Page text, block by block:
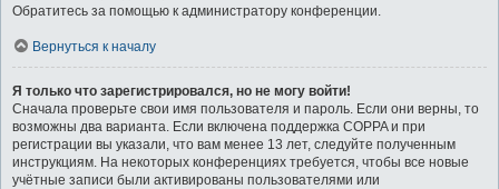
Обратитесь за помощью к администратору конференции.
Вернуться к началу
Я только что зарегистрировался, но не могу войти!
Сначала проверьте свои имя пользователя и пароль. Если они верны, то
возможны два варианта. Если включена поддержка COPPA и при
регистрации вы указали, что вам менее 13 лет, следуйте полученным
инструкциям. На некоторых конференциях требуется, чтобы все новые
учётные записи были активированы пользователями или